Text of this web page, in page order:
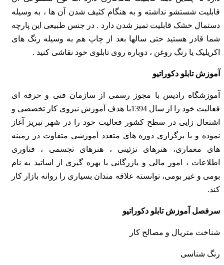
قابلیت شستشو نداشته و به هنگام کثیف شدن آن ها ، به وسیله
دستمال خشک قابلیت تمیز شدن دارد . در جنس طبیعی این پارچه
شما قادر هستید حتی سالها بعد از چاپ هم به وسیله رنگ های
اکریلیک یا رنگ روغن ، دوباره روی تابلوی خود نقاشی کنید .
آموزش تابلو دکوراتیو
آموزشگاه رادیس با مجوز رسمی از سازمان فنی و حرفه ای
فعالیت خود را از سال 1394با هدف آموزش نیروی کار تخصصی و
اشتغال زایی در سطح کشور فعالیت خود را در شهر تبریز آغاز
نموده و با برگزاری دوره های متعدد آموزشی متفاوت در زمینه
های معماری، هنرهای تزئینی ، هنرهای تجسمی ، فناوری
اطلاعات ، امور مالی و یازرگانی با بهره گیری از اساتید به نام
بومی و غیر بومی، توانسته علاقه مندان بسیاری را روانه بازار کار
کند.
سرفصل آموزش تابلو دکوراتیو
شناخت متریال و مصالح کار
رنگ شناسی